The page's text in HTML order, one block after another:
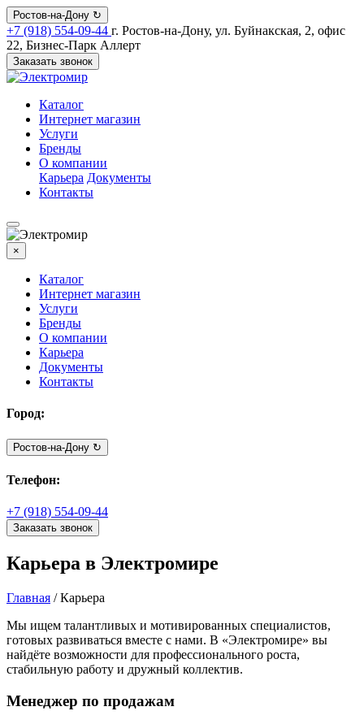
Ростов-на-Дону ↻
+7 (918) 554-09-44 г. Ростов-на-Дону, ул. Буйнакская, 2, офис
22, Бизнес-Парк Аллерт
Заказать звонок
Каталог
Интернет магазин
Услуги
Бренды
О компании
Карьера Документы
Контакты
×
Каталог
Интернет магазин
Услуги
Бренды
О компании
Карьера
Документы
Контакты
Город:
Ростов-на-Дону ↻
Телефон:
+7 (918) 554-09-44
Заказать звонок
Карьера в Электромире
Главная /Карьера
Мы ищем талантливых и мотивированных специалистов,
готовых развиваться вместе с нами. В «Электромире» вы
найдёте возможности для профессионального роста,
стабильную работу и дружный коллектив.
Менеджер по продажам